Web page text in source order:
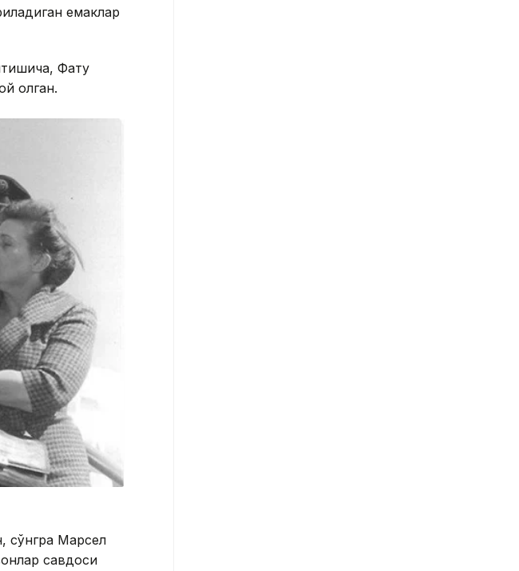
емаклар
Фату
олган.
сўнгра Марсел
савдоси